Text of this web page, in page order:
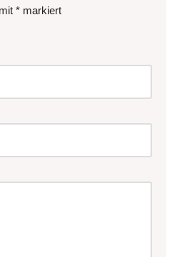
* markiert